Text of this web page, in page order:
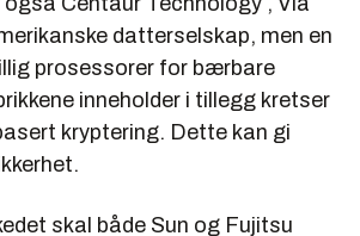
datterselskap, men en
prosessorer for bærbare
inneholder i tillegg kretser
kryptering. Dette kan gi
skal både Sun og Fujitsu